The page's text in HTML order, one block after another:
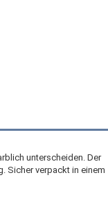
unterscheiden. Der
Sicher verpackt in einem